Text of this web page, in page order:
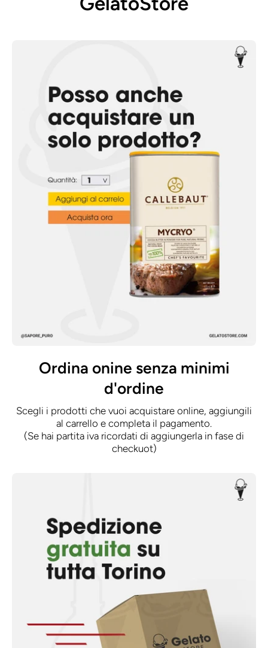
Ordina onine senza minimi
d'ordine
Scegli i prodotti che vuoi acquistare online, aggiungili
al carrello e completa il pagamento.
(Se hai partita iva ricordati di aggiungerla in fase di
checkuot)